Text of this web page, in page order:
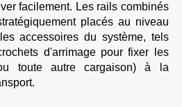
facilement. Les rails combinés
placés au niveau
accessoires du système, tels
d'arrimage pour fixer les
toute autre cargaison) à la